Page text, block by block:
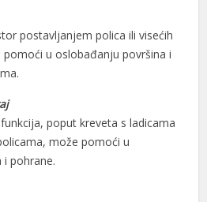
postavljanjem polica ili visećih
u oslobađanju površina i
poput kreveta s ladicama
može pomoći u
pohrane.